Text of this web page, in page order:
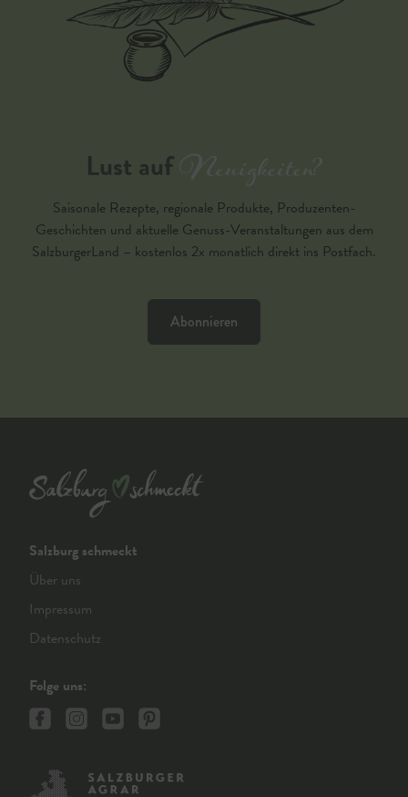
Lust aufNeuigkeiten?
Saisonale Rezepte, regionale Produkte, Produzenten-
Geschichten und aktuelle Genuss-Veranstaltungen aus dem
SalzburgerLand – kostenlos 2x monatlich direkt ins Postfach.
Abonnieren
Salzburg schmeckt
Über uns
Impressum
Datenschutz
Folge uns: